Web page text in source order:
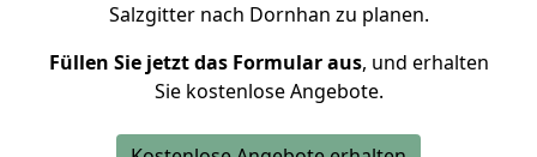
Salzgitter nach Dornhan zu planen.
Füllen Sie jetzt das Formular aus, und erhalten
Sie kostenlose Angebote.